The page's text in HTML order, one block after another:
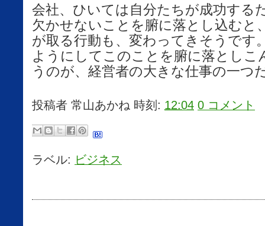
会社、ひいては自分たちが成功する
欠かせないことを腑に落とし込むと
が取る行動も、変わってきそうです
ようにしてこのことを腑に落としこ
うのが、経営者の大きな仕事の一つ
投稿者 常山あかね 時刻: 12:04 0 コメント
ラベル: ビジネス